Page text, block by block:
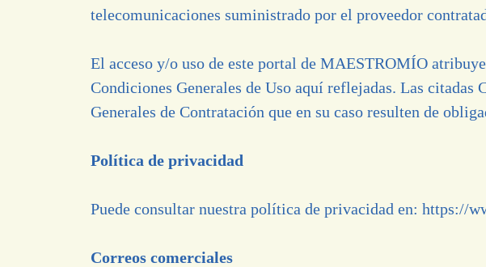
telecomunicaciones suministrado por el proveedor
El acceso y/o uso de este portal de MAESTROMÍO
Condiciones Generales de Uso aquí reflejadas. Las
Generales de Contratación que en su caso resulten de
Política de privacidad
Puede consultar nuestra política de privacidad en: https://
Correos comerciales